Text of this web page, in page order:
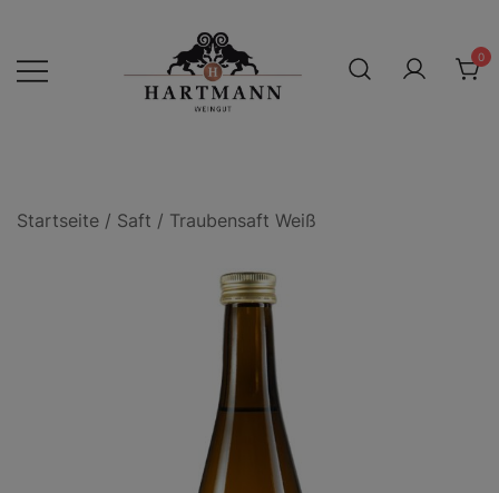
content
0
Startseite / Saft / Traubensaft Weiß